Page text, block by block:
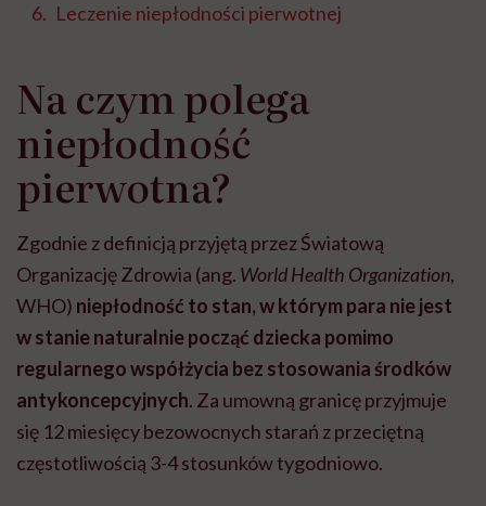
Leczenie niepłodności pierwotnej
Na czym polega
niepłodność
pierwotna?
Zgodnie z definicją przyjętą przez Światową
Organizację Zdrowia (ang. World Health Organization,
WHO) niepłodność to stan, w którym para nie jest
w stanie naturalnie począć dziecka pomimo
regularnego współżycia bez stosowania środków
antykoncepcyjnych. Za umowną granicę przyjmuje
się 12 miesięcy bezowocnych starań z przeciętną
częstotliwością 3-4 stosunków tygodniowo.